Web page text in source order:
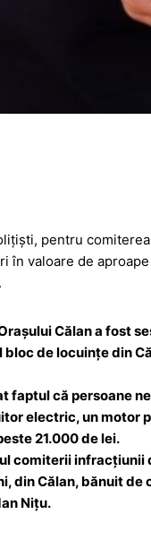
pentru
valoare de
Călan a fost
de locuinţe din
că persoane
electric, un motor
21.000 de lei.
comiterii
din Călan, bănuit de
Nițu.